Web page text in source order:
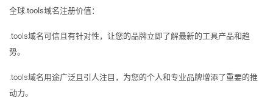
全球.tools域名注册价值：
.tools域名可信且有针对性，让您的品牌立即了解最新的工具产品和趋
势。
.tools域名用途广泛且引人注目，为您的个人和专业品牌增添了重要的推
动力。